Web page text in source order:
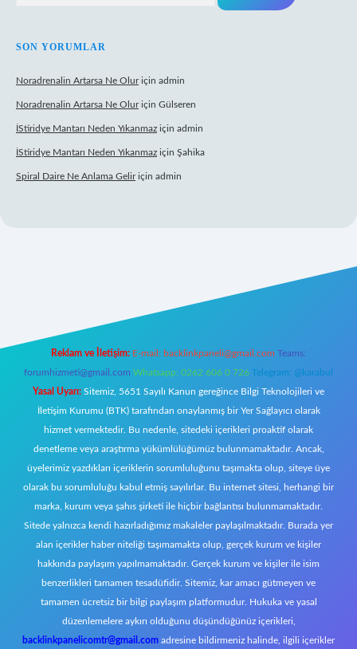
SON YORUMLAR
Noradrenalin Artarsa Ne Oluriçin admin
Noradrenalin Artarsa Ne Oluriçin Gülseren
İStiridye Mantarı Neden Yıkanmaz için admin
İStiridye Mantarı Neden Yıkanmaz için Şahika
Spiral Daire Ne Anlama Geliriçin admin
Reklam ve İletişim: E-mail: backlinkpaneli@gmail.com Teams:
forumhizmeti@gmail.com Whatsapp: 0262 606 0 726 Telegram: @karabul
Yasal Uyarı: Sitemiz, 5651 Sayılı Kanun gereğince Bilgi Teknolojileri ve
İletişim Kurumu (BTK) tarafından onaylanmış bir Yer Sağlayıcı olarak
hizmet vermektedir. Bu nedenle, sitedeki içerikleri proaktif olarak
denetleme veya araştırma yükümlülüğümüz bulunmamaktadır. Ancak,
üyelerimiz yazdıkları içeriklerin sorumluluğunu taşımakta olup, siteye üye
olarak bu sorumluluğu kabul etmiş sayılırlar. Bu internet sitesi, herhangi bir
marka, kurum veya şahıs şirketi ile hiçbir bağlantısı bulunmamaktadır.
Sitede yalnızca kendi hazırladığımız makaleler paylaşılmaktadır. Burada yer
alan içerikler haber niteliği taşımamakta olup, gerçek kurum ve kişiler
hakkında paylaşım yapılmamaktadır. Gerçek kurum ve kişiler ile isim
benzerlikleri tamamen tesadüfidir. Sitemiz, kar amacı gütmeyen ve
tamamen ücretsiz bir bilgi paylaşım platformudur. Hukuka ve yasal
düzenlemelere aykırı olduğunu düşündüğünüz içerikleri,
backlinkpanelicomtr@gmail.com adresine bildirmeniz halinde, ilgili içerikler